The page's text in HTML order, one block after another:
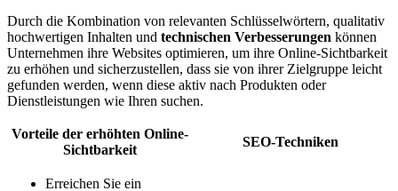
Durch die Kombination von relevanten Schlüsselwörtern, qualitativ
hochwertigen Inhalten und technischen Verbesserungen können
Unternehmen ihre Websites optimieren, um ihre Online-Sichtbarkeit
zu erhöhen und sicherzustellen, dass sie von ihrer Zielgruppe leicht
gefunden werden, wenn diese aktiv nach Produkten oder
Dienstleistungen wie Ihren suchen.
Vorteile der erhöhten Online-
Sichtbarkeit
SEO-Techniken
Erreichen Sie ein